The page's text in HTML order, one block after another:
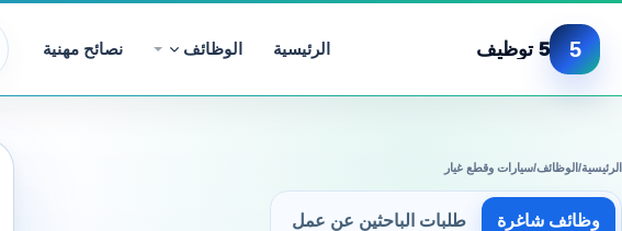
5 5 توظيف الرئيسية الوظائف نصائح مهنية
الرئيسية/الوظائف/سيارات وقطع غيار
وظائف شاغرة طلبات الباحثين عن عمل